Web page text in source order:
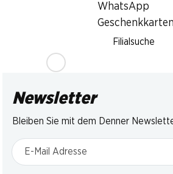
WhatsApp
Geschenkkarten
Filialsuche
Newsletter
Bleiben Sie mit dem Denner
E-Mail Adresse